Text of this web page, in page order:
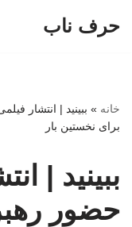
حرف ناب
خانه » ببینید | انتشار
برای نخستین بار
ببینید |
حضور